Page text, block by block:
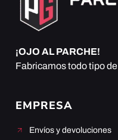
¡OJO AL PARCHE!
Fabricamos todo tipo
EMPRESA
Envíos y devoluciones